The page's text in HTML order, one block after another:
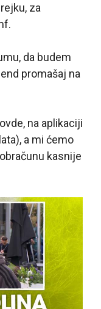
za
da budem
promašaj na
ovde, na aplikaciji
a mi ćemo
kasnije